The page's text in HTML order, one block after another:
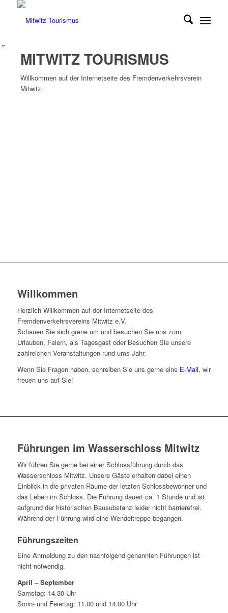
MITWITZ TOURISMUS
Willkommen auf der Internetseite des Fremdenverkehrsverein
Mitwitz.
Willkommen
Herzlich Willkommen auf der Internetseite des
Fremdenverkehrsvereins Mitwitz e.V.
Schauen Sie sich grene um und besuchen Sie uns zum
Urlauben, Feiern, als Tagesgast oder Besuchen Sie unsere
zahlreichen Veranstaltungen rund ums Jahr.
Wenn Sie Fragen haben, schreiben Sie uns gerne eine E-Mail, wir
freuen uns auf Sie!
Führungen im Wasserschloss Mitwitz
Wir führen Sie gerne bei einer Schlossführung durch das
Wasserschloss Mitwitz. Unsere Gäste erhalten dabei einen
Einblick in die privaten Räume der letzten Schlossbewohner und
das Leben im Schloss. Die Führung dauert ca. 1 Stunde und ist
aufgrund der historischen Bausubstanz leider nicht barrierefrei.
Während der Führung wird eine Wendeltreppe begangen.
Führungszeiten
Eine Anmeldung zu den nachfolgend genannten Führungen ist
nicht notwendig.
April – September
Samstag: 14.30 Uhr
Sonn- und Feiertag: 11.00 und 14.00 Uhr